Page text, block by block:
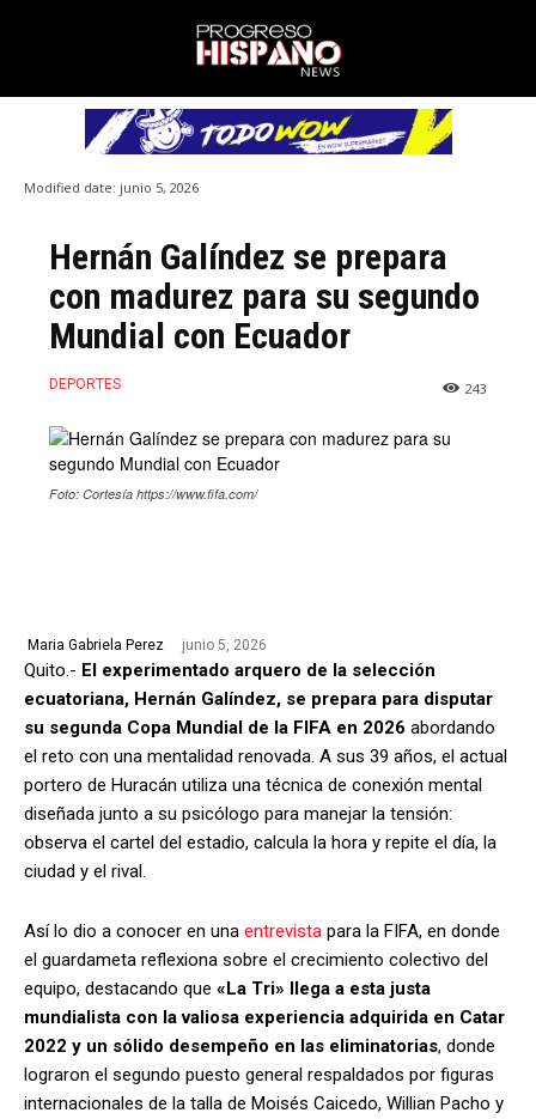
Modified date: junio 5, 2026
Hernán Galíndez se prepara
con madurez para su segundo
Mundial con Ecuador
DEPORTES 243
Foto: Cortesía https://www.fifa.com/
Maria Gabriela Perez junio 5, 2026
Quito.- El experimentado arquero de la selección
ecuatoriana, Hernán Galíndez, se prepara para disputar
su segunda Copa Mundial de la FIFA en 2026 abordando
el reto con una mentalidad renovada. A sus 39 años, el actual
portero de Huracán utiliza una técnica de conexión mental
diseñada junto a su psicólogo para manejar la tensión:
observa el cartel del estadio, calcula la hora y repite el día, la
ciudad y el rival.
Así lo dio a conocer en una entrevista para la FIFA, en donde
el guardameta reflexiona sobre el crecimiento colectivo del
equipo, destacando que «La Tri» llega a esta justa
mundialista con la valiosa experiencia adquirida en Catar
2022 y un sólido desempeño en las eliminatorias, donde
lograron el segundo puesto general respaldados por figuras
internacionales de la talla de Moisés Caicedo, Willian Pacho y